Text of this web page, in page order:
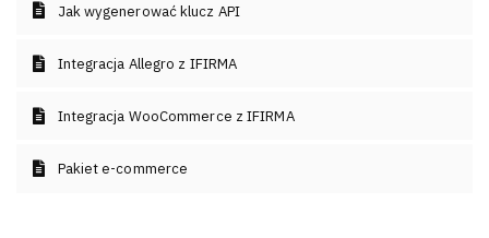
Jak wygenerować klucz API
Integracja Allegro z IFIRMA
Integracja WooCommerce z IFIRMA
Pakiet e-commerce